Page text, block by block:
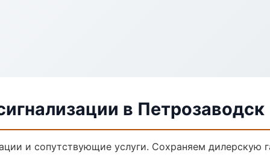
в Петрозаводск
и сопутствующие услуги. Сохраняем дилерскую